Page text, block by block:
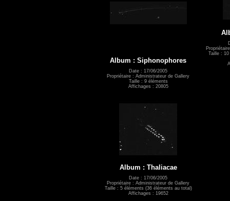
Album : Siphonophores
Date : 17/06/2005
Propriétaire : Administrateur de Gallery
Taille : 9 éléments
Affichages : 20805
Taille :
Album : Thaliacae
Date : 17/06/2005
Propriétaire : Administrateur de Gallery
Taille : 5 éléments (36 éléments au total)
Affichages : 19652